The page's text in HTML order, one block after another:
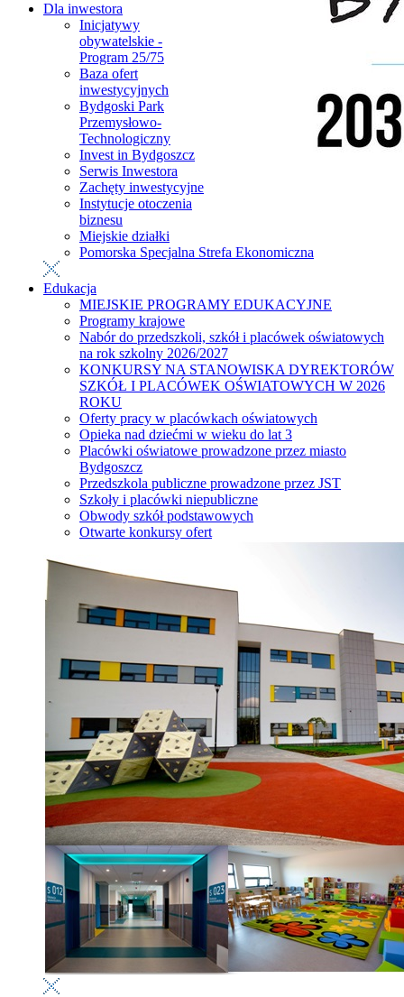
Dla inwestora
Inicjatywy
obywatelskie -
Program 25/75
Baza ofert
inwestycyjnych
Bydgoski Park
Przemysłowo-
Technologiczny
Invest in Bydgoszcz
Serwis Inwestora
Zachęty inwestycyjne
Instytucje otoczenia
biznesu
Miejskie działki
Pomorska Specjalna Strefa Ekonomiczna
Edukacja
MIEJSKIE PROGRAMY EDUKACYJNE
Programy krajowe
Nabór do przedszkoli, szkół i placówek oświatowych
na rok szkolny 2026/2027
KONKURSY NA STANOWISKA DYREKTORÓW
SZKÓŁ I PLACÓWEK OŚWIATOWYCH W 2026
ROKU
Oferty pracy w placówkach oświatowych
Opieka nad dziećmi w wieku do lat 3
Placówki oświatowe prowadzone przez miasto
Bydgoszcz
Przedszkola publiczne prowadzone przez JST
Szkoły i placówki niepubliczne
Obwody szkół podstawowych
Otwarte konkursy ofert